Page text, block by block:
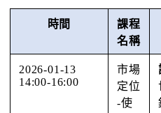
時間
課程
名稱
2026-01-13
14:00-16:00
市場
定位
-使